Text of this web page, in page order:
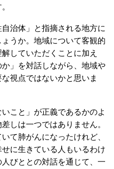
治体」と指摘される地方に
うか。地域について客観的
していただくことに加え
」を対話しながら、地域や
視点ではないかと思いま
こと」が正義であるかのよ
しは一つではありません。
て肺がんになったけれど、
に生きている人もいるわけ
びととの対話を通じて、一